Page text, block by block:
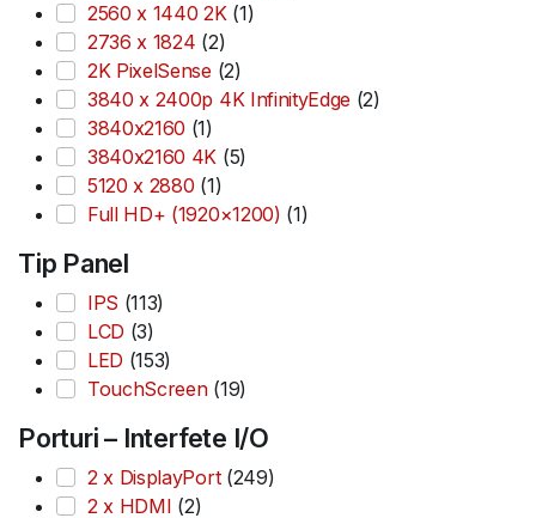
2560 x 1440 2K (1)
2736 x 1824 (2)
2K PixelSense (2)
3840 x 2400p 4K InfinityEdge (2)
3840x2160 (1)
3840x2160 4K (5)
5120 x 2880 (1)
Full HD+ (1920×1200) (1)
Tip Panel
IPS (113)
LCD (3)
LED (153)
TouchScreen (19)
Porturi – Interfete I/O
2 x DisplayPort (249)
2 x HDMI (2)